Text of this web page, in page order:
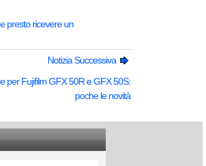
presto ricevere un
Notizia Successiva
per Fujifilm GFX 50R e GFX 50S:
poche le novità